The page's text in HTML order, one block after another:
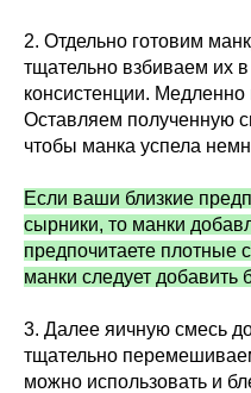
2. Отдельно готовим
тщательно взбиваем их
консистенции.
Оставляем полученную
чтобы манка успела
Если ваши близкие
сырники, то манки
предпочитаете плотные
манки следует добавить
3. Далее яичную смесь
тщательно
можно использовать и